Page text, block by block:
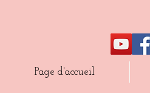
Page d'accueil